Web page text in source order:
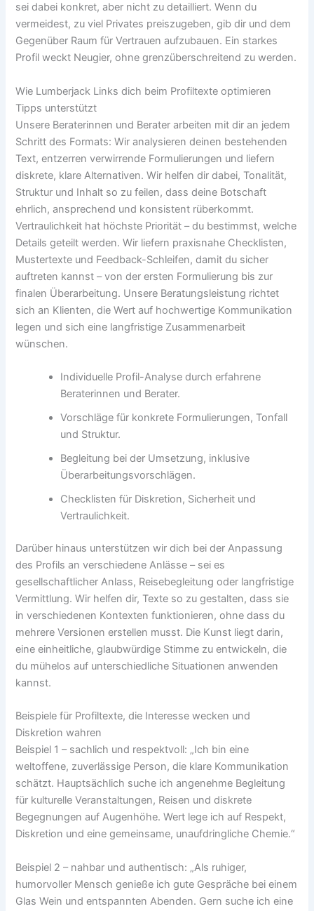
sei dabei konkret, aber nicht zu detailliert. Wenn du
vermeidest, zu viel Privates preiszugeben, gib dir und dem
Gegenüber Raum für Vertrauen aufzubauen. Ein starkes
Profil weckt Neugier, ohne grenzüberschreitend zu werden.
Wie Lumberjack Links dich beim Profiltexte optimieren
Tipps unterstützt
Unsere Beraterinnen und Berater arbeiten mit dir an jedem
Schritt des Formats: Wir analysieren deinen bestehenden
Text, entzerren verwirrende Formulierungen und liefern
diskrete, klare Alternativen. Wir helfen dir dabei, Tonalität,
Struktur und Inhalt so zu feilen, dass deine Botschaft
ehrlich, ansprechend und konsistent rüberkommt.
Vertraulichkeit hat höchste Priorität – du bestimmst, welche
Details geteilt werden. Wir liefern praxisnahe Checklisten,
Mustertexte und Feedback-Schleifen, damit du sicher
auftreten kannst – von der ersten Formulierung bis zur
finalen Überarbeitung. Unsere Beratungsleistung richtet
sich an Klienten, die Wert auf hochwertige Kommunikation
legen und sich eine langfristige Zusammenarbeit
wünschen.
Individuelle Profil-Analyse durch erfahrene
Beraterinnen und Berater.
Vorschläge für konkrete Formulierungen, Tonfall
und Struktur.
Begleitung bei der Umsetzung, inklusive
Überarbeitungsvorschlägen.
Checklisten für Diskretion, Sicherheit und
Vertraulichkeit.
Darüber hinaus unterstützen wir dich bei der Anpassung
des Profils an verschiedene Anlässe – sei es
gesellschaftlicher Anlass, Reisebegleitung oder langfristige
Vermittlung. Wir helfen dir, Texte so zu gestalten, dass sie
in verschiedenen Kontexten funktionieren, ohne dass du
mehrere Versionen erstellen musst. Die Kunst liegt darin,
eine einheitliche, glaubwürdige Stimme zu entwickeln, die
du mühelos auf unterschiedliche Situationen anwenden
kannst.
Beispiele für Profiltexte, die Interesse wecken und
Diskretion wahren
Beispiel 1 – sachlich und respektvoll: „Ich bin eine
weltoffene, zuverlässige Person, die klare Kommunikation
schätzt. Hauptsächlich suche ich angenehme Begleitung
für kulturelle Veranstaltungen, Reisen und diskrete
Begegnungen auf Augenhöhe. Wert lege ich auf Respekt,
Diskretion und eine gemeinsame, unaufdringliche Chemie.“
Beispiel 2 – nahbar und authentisch: „Als ruhiger,
humorvoller Mensch genieße ich gute Gespräche bei einem
Glas Wein und entspannten Abenden. Gern suche ich eine